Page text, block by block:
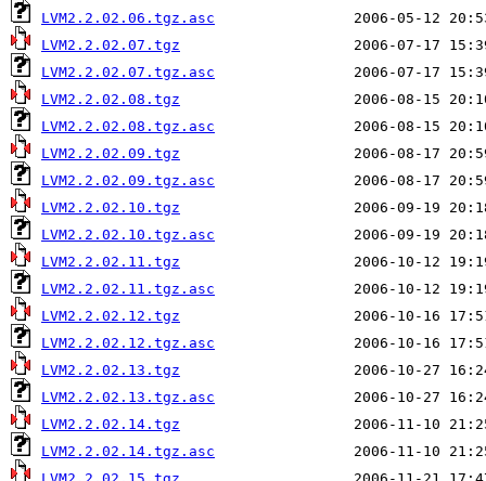
LVM2.2.02.06.tgz.asc
LVM2.2.02.07.tgz
LVM2.2.02.07.tgz.asc
LVM2.2.02.08.tgz
LVM2.2.02.08.tgz.asc
LVM2.2.02.09.tgz
LVM2.2.02.09.tgz.asc
LVM2.2.02.10.tgz
LVM2.2.02.10.tgz.asc
LVM2.2.02.11.tgz
LVM2.2.02.11.tgz.asc
LVM2.2.02.12.tgz
LVM2.2.02.12.tgz.asc
LVM2.2.02.13.tgz
LVM2.2.02.13.tgz.asc
LVM2.2.02.14.tgz
LVM2.2.02.14.tgz.asc